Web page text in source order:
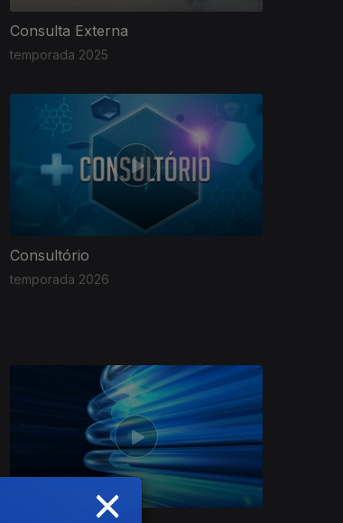
Consulta Externa
temporada 2025
Consultório
temporada 2026
×